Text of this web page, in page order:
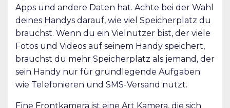
Apps und andere Daten hat. Achte bei der Wahl
deines Handys darauf, wie viel Speicherplatz du
brauchst. Wenn du ein Vielnutzer bist, der viele
Fotos und Videos auf seinem Handy speichert,
brauchst du mehr Speicherplatz als jemand, der
sein Handy nur für grundlegende Aufgaben
wie Telefonieren und SMS-Versand nutzt.
Eine Frontkamera ist eine Art Kamera, die sich